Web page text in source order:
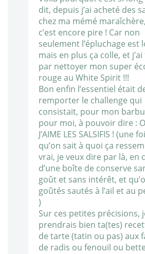
dit, depuis j’ai acheté des
chez ma mémé
c’est encore pire ! Car non
seulement l’épluchage est
mais en plus ça colle, et j’ai
par nettoyer mon super
rouge au White Spirit !!!
Bon enfin l’essentiel était
remporter le challenge qui
consistait, pour mon
pour moi, à pouvoir dire :
J’AIME LES SALSIFIS ! (une
qu’on sait à quoi ça
vrai, je veux dire par là, en
d’une boîte de conserve
goût et sans intérêt, et
goûtés sautés à l’ail et au
)
Sur ces petites précisions,
prendrais bien ta(tes)
de tarte (tatin ou pas) aux
de radis ou fenouil ou